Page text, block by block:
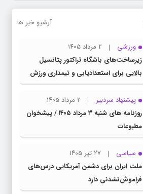
آرشیو خبر ها
ورزشی
۲ مرداد ۱۴۰۵
زیرساخت‌های باشگاه تراکتور پتانسیل
بالایی برای استعدادیابی و تیمداری ورزش
بانوان دارد
پیشنهاد سردبیر
۲ مرداد ۱۴۰۵
روزنامه های شنبه ۳ مرداد ۱۴۰۵ / پیشخوان
مطبوعات
سیاسی
۲۷ تیر ۱۴۰۵
ملت ایران برای دشمن آمریکایی درس‌های
فراموش‌نشدنی دارد